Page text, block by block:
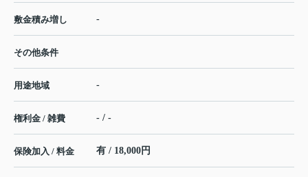
敷金積み増し -
その他条件
用途地域 -
権利金 / 雑費 - / -
保険加入 / 料金 有 / 18,000円